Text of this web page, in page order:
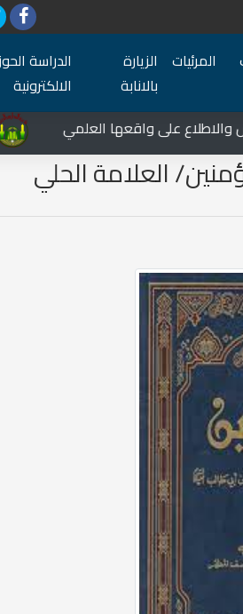
المرئيات الزيارة
بالانابة
الدراسة
الالكترونية
على واقعها العلمي
العلامة الحلي